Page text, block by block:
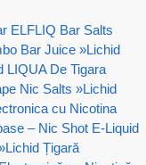
ELFLIQ Bar Salts
Bar Juice »Lichid
LIQUA De Tigara
Nic Salts »Lichid
cu Nicotina
– Nic Shot E-Liquid
Lichid Țigară